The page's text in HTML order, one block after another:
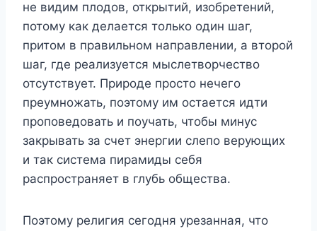
не видим плодов, открытий, изобретений,
потому как делается только один шаг,
притом в правильном направлении, а второй
шаг, где реализуется мыслетворчество
отсутствует. Природе просто нечего
преумножать, поэтому им остается идти
проповедовать и поучать, чтобы минус
закрывать за счет энергии слепо верующих
и так система пирамиды себя
распространяет в глубь общества.
Поэтому религия сегодня урезанная, что